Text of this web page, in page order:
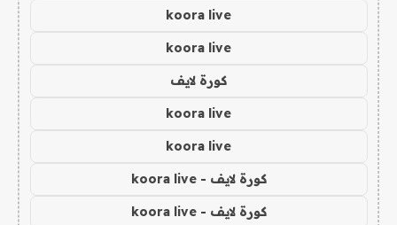
koora live
koora live
كورة لايف
koora live
koora live
كورة لايف - koora live
كورة لايف - koora live